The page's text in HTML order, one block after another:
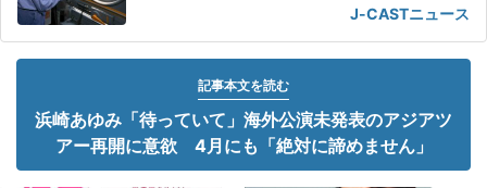
J-CASTニュース
記事本文を読む
浜崎あゆみ「待っていて」海外公演未発表のアジアツ
アー再開に意欲 4月にも「絶対に諦めません」